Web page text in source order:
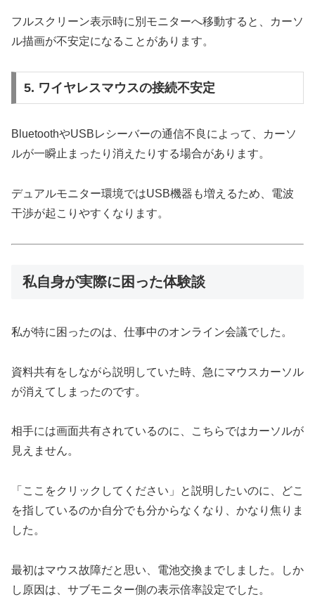
フルスクリーン表示時に別モニターへ移動すると、カーソ
ル描画が不安定になることがあります。
5. ワイヤレスマウスの接続不安定
BluetoothやUSBレシーバーの通信不良によって、カーソ
ルが一瞬止まったり消えたりする場合があります。
デュアルモニター環境ではUSB機器も増えるため、電波
干渉が起こりやすくなります。
私自身が実際に困った体験談
私が特に困ったのは、仕事中のオンライン会議でした。
資料共有をしながら説明していた時、急にマウスカーソル
が消えてしまったのです。
相手には画面共有されているのに、こちらではカーソルが
見えません。
「ここをクリックしてください」と説明したいのに、どこ
を指しているのか自分でも分からなくなり、かなり焦りま
した。
最初はマウス故障だと思い、電池交換までしました。しか
し原因は、サブモニター側の表示倍率設定でした。